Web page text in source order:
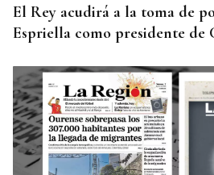
El Rey acudirá a la toma de
Espriella como presidente de